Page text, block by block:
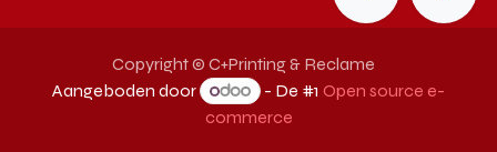
Copyright © C+Printing & Reclame
Aangeboden door
- De #1 Open source e-
commerce